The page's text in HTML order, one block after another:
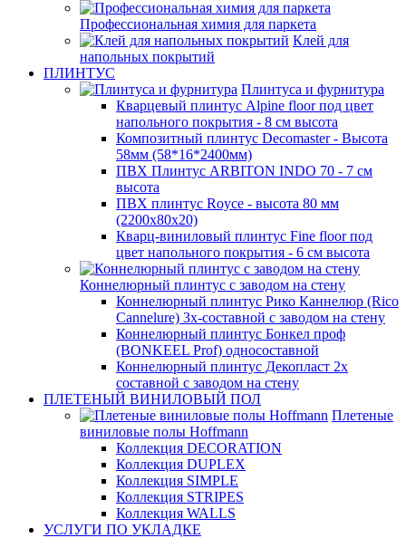
Профессиональная химия для паркета
Клей для
напольных покрытий
ПЛИНТУС
Плинтуса и фурнитура
Кварцевый плинтус Alpine floor под цвет
напольного покрытия - 8 см высота
Композитный плинтус Decomaster - Высота
58мм (58*16*2400мм)
ПВХ Плинтус ARBITON INDO 70 - 7 см
высота
ПВХ плинтус Royce - высота 80 мм
(2200x80x20)
Кварц-виниловый плинтус Fine floor под
цвет напольного покрытия - 6 см высота
Коннелюрный плинтус с заводом на стену
Коннелюрный плинтус Рико Каннелюр (Rico
Cannelure) 3х-составной с заводом на стену
Коннелюрный плинтус Бонкел проф
(BONKEEL Prof) односоставной
Коннелюрный плинтус Декопласт 2х
составной с заводом на стену
ПЛЕТЕНЫЙ ВИНИЛОВЫЙ ПОЛ
Плетеные
виниловые полы Hoffmann
Коллекция DECORATION
Коллекция DUPLEX
Коллекция SIMPLE
Коллекция STRIPES
Коллекция WALLS
УСЛУГИ ПО УКЛАДКЕ